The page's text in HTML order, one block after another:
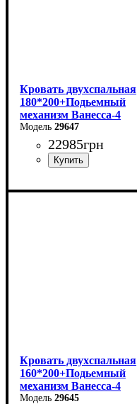
Кровать двухспальная
180*200+Подьемный
механизм Ванесса-4
29647
22985грн
Ширина: 226 см
Кровать двухспальная
160*200+Подьемный
механизм Ванесса-4
29645